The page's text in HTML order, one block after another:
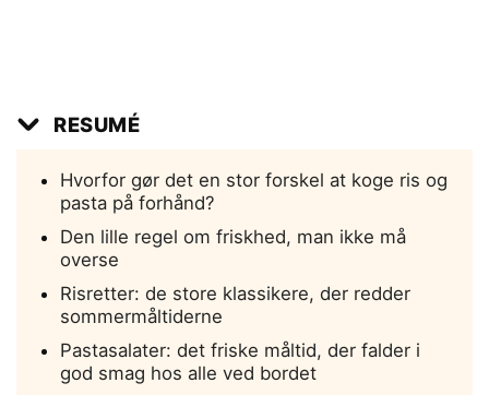
RESUMÉ
Hvorfor gør det en stor forskel at koge ris og
pasta på forhånd?
Den lille regel om friskhed, man ikke må
overse
Risretter: de store klassikere, der redder
sommermåltiderne
Pastasalater: det friske måltid, der falder i
god smag hos alle ved bordet